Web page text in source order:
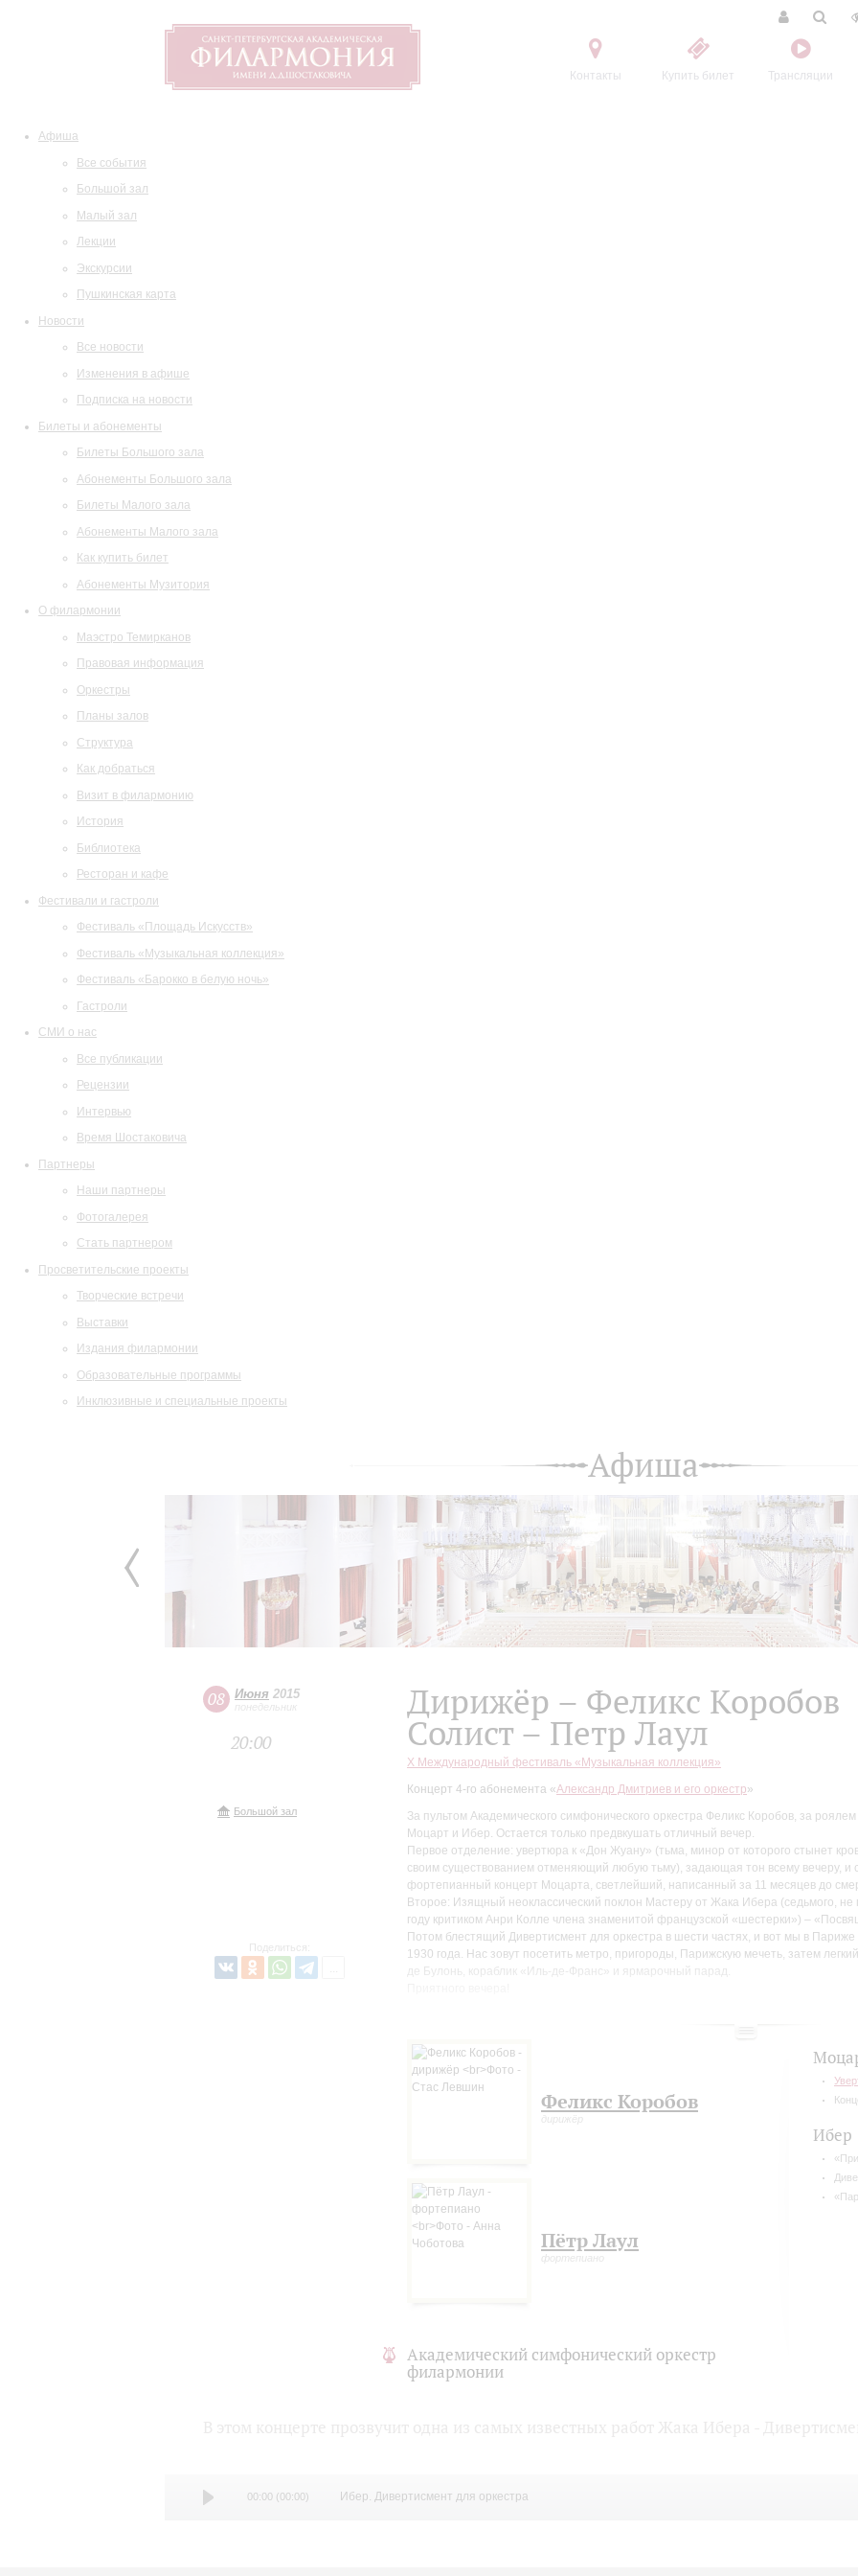
Контакты Купить билет Трансляции
Афиша
Все события
Большой зал
Малый зал
Лекции
Экскурсии
Пушкинская карта
Новости
Все новости
Изменения в афише
Подписка на новости
Билеты и абонементы
Билеты Большого зала
Абонементы Большого зала
Билеты Малого зала
Абонементы Малого зала
Как купить билет
Абонементы Музитория
О филармонии
Маэстро Темирканов
Правовая информация
Оркестры
Планы залов
Структура
Как добраться
Визит в филармонию
История
Библиотека
Ресторан и кафе
Фестивали и гастроли
Фестиваль «Площадь Искусств»
Фестиваль «Музыкальная коллекция»
Фестиваль «Барокко в белую ночь»
Гастроли
СМИ о нас
Все публикации
Рецензии
Интервью
Время Шостаковича
Партнеры
Наши партнеры
Фотогалерея
Стать партнером
Просветительские проекты
Творческие встречи
Выставки
Издания филармонии
Образовательные программы
Инклюзивные и специальные проекты
Афиша
08 Июня 2015
понедельник
20:00
Большой зал
Поделиться:
Дирижёр – Феликс Коробов
Солист – Петр Лаул
X Международный фестиваль «Музыкальная коллекция»
Концерт 4-го абонемента «Александр Дмитриев и его оркестр»
За пультом Академического симфонического оркестра Феликс Коробов, за
Моцарт и Ибер. Остается только предвкушать отличный вечер.
Первое отделение: увертюра к «Дон Жуану» (тьма, минор от которого стынет
своим существованием отменяющий любую тьму), задающая тон всему вечеру, и
фортепианный концерт Моцарта, светлейший, написанный за 11 месяцев до
Второе: Изящный неоклассический поклон Мастеру от Жака Ибера (седьмого, не
году критиком Анри Колле члена знаменитой французской «шестерки») –
Потом блестящий Дивертисмент для оркестра в шести частях, и вот мы в
1930 года. Нас зовут посетить метро, пригороды, Парижскую мечеть, затем
де Булонь, кораблик «Иль-де-Франс» и ярмарочный парад.
В 18:30 для слушателей концерта в арт-галерее Большого зала филармонии
программе концерта расскажет музыковед Ольга Скорбященская. Вход по
на концерт.Записаться на лекцию
Вход в арт-галерею с угла Михайловской, 2 и Итальянской, 9.
Феликс Коробов
дирижёр
Пётр Лаул
фортепиано
Академический симфонический оркестр
филармонии
Ибер
00:00(00:00) Ибер. Дивертисмент для оркестра